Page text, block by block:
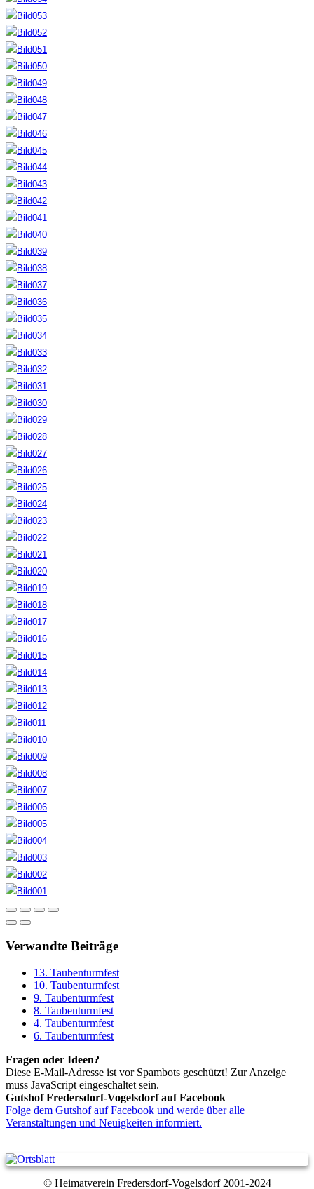
Verwandte Beiträge
13. Taubenturmfest
10. Taubenturmfest
9. Taubenturmfest
8. Taubenturmfest
4. Taubenturmfest
6. Taubenturmfest
Fragen oder Ideen?
Diese E-Mail-Adresse ist vor Spambots geschützt! Zur Anzeige
muss JavaScript eingeschaltet sein.
Gutshof Fredersdorf-Vogelsdorf auf Facebook
Folge dem Gutshof auf Facebook und werde über alle
Veranstaltungen und Neuigkeiten informiert.
© Heimatverein Fredersdorf-Vogelsdorf 2001-2024